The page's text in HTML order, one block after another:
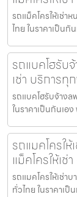
รถแม็คโครให้เช่า
ไทย ในราคาเป็น
รถแบคโฮรับ
เช่า บริการ
รถแบคโฮรับจ้างล
ในราคาเป็นกันเ
รถแมคโครใ
แม็คโครให้เ
รถแมคโครให้เช่า
ทั่วไทย ในราคาเ